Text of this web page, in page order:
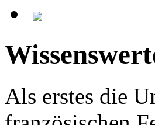
Als erstes die